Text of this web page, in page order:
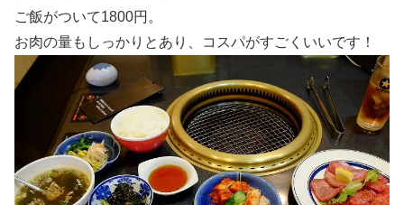
ご飯がついて1800円。
お肉の量もしっかりとあり、コスパがすごくいいです！